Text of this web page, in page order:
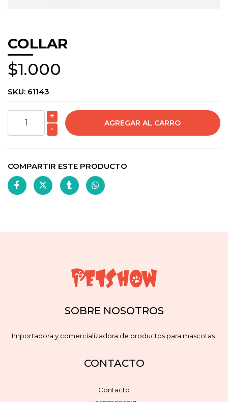
COLLAR
$1.000
SKU: 61143
+
-
COMPARTIR ESTE PRODUCTO
SOBRE NOSOTROS
Importadora y comercializadora de productos para mascotas.
CONTACTO
Contacto